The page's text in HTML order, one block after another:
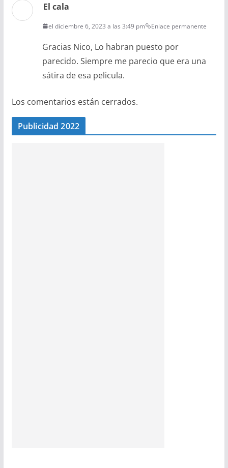
El cala
el diciembre 6, 2023 a las 3:49 pm Enlace permanente
Gracias Nico, Lo habran puesto por
parecido. Siempre me parecio que era una
sátira de esa pelicula.
Los comentarios están cerrados.
Publicidad 2022